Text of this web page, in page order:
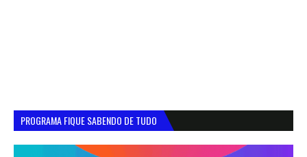
PROGRAMA FIQUE SABENDO DE TUDO